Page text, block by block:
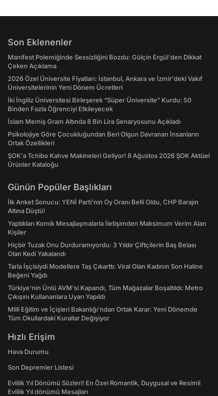
Son Eklenenler
Manifest Polemiğinde Sessizliğini Bozdu: Gülçin Ergül'den Dikkat
Çeken Açıklama
2026 Özel Üniversite Fiyatları: İstanbul, Ankara ve İzmir'deki Vakıf
Üniversitelerinin Yeni Dönem Ücretleri
İki İngiliz Üniversitesi Birleşerek “Süper Üniversite” Kurdu: 50
Binden Fazla Öğrenciyi Etkileyecek
İslam Memiş Gram Altında 8 Bin Lira Senaryosunu Açıkladı
Psikolojiye Göre Çocukluğundan Beri Olgun Davranan İnsanların
Ortak Özellikleri
ŞOK'a Tchibo Kahve Makineleri Geliyor! 8 Ağustos 2026 ŞOK Aktüel
Ürünler Kataloğu
Günün Popüler Başlıkları
İlk Anket Sonucu: YENİ Parti'nin Oy Oranı Belli Oldu, CHP Barajın
Altına Düştü!
Yaptıkları Komik Mesajlaşmalarla İletişimden Maksimum Verim Alan
Kişiler
Hiçbir Tuzak Onu Durduramıyordu: 3 Yıldır Çiftçilerin Baş Belası
Olan Kedi Yakalandı
Tarla İşçisiydi Modellere Taş Çıkarttı: Viral Olan Kadının Son Haline
Beğeni Yağdı
Türkiye'nin Ünlü AVM'si Kapandı, Tüm Mağazalar Boşaltıldı: Metro
Çıkışını Kullananlara Uyarı Yapıldı
Milli Eğitim ve İçişleri Bakanlığı’ndan Ortak Karar: Yeni Dönemde
Tüm Okullardaki Kurallar Değişiyor
Hızlı Erişim
Hava Durumu
Son Depremler Listesi
Evlilik Yıl Dönümü Sözleri! En Özel Romantik, Duygusal ve Resimli
Evlilik Yıl dönümü Mesajları